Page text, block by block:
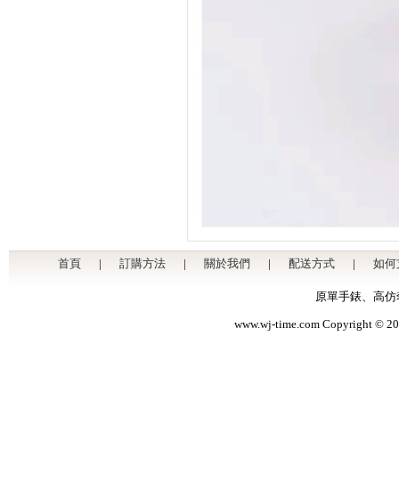
首頁 | 訂購方法 | 關於我們 | 配送方式 | 如何
原單手錶、 高仿
www.wj-time.com Copyright ©